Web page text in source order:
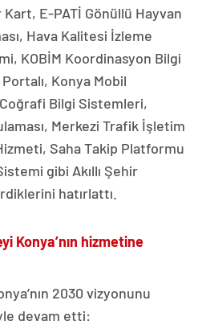
E-PATİ Gönüllü Hayvan
Hava Kalitesi İzleme
KOBİM Koordinasyon Bilgi
Konya Mobil
Bilgi Sistemleri,
Merkezi Trafik İşletim
Saha Takip Platformu
gibi Akıllı Şehir
hatırlattı.
Konya’nın hizmetine
2030 vizyonunu
devam etti: